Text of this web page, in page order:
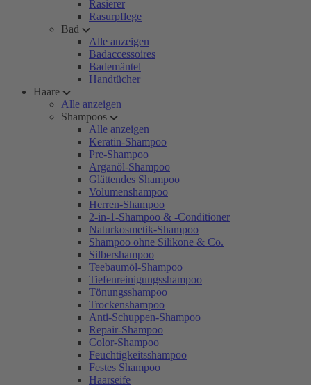
Rasierer
Rasurpflege
Bad
Alle anzeigen
Badaccessoires
Bademäntel
Handtücher
Haare
Alle anzeigen
Shampoos
Alle anzeigen
Keratin-Shampoo
Pre-Shampoo
Arganöl-Shampoo
Glättendes Shampoo
Volumenshampoo
Herren-Shampoo
2-in-1-Shampoo & -Conditioner
Naturkosmetik-Shampoo
Shampoo ohne Silikone & Co.
Silbershampoo
Teebaumöl-Shampoo
Tiefenreinigungsshampoo
Tönungsshampoo
Trockenshampoo
Anti-Schuppen-Shampoo
Repair-Shampoo
Color-Shampoo
Feuchtigkeitsshampoo
Festes Shampoo
Haarseife